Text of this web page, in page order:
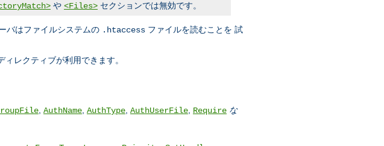
や <Files> セクションでは無効です。
バはファイルシステムの .htaccess ファイルを読むことを 試
ィレクティブが利用できます。
AuthName AuthType AuthUserFile Require な